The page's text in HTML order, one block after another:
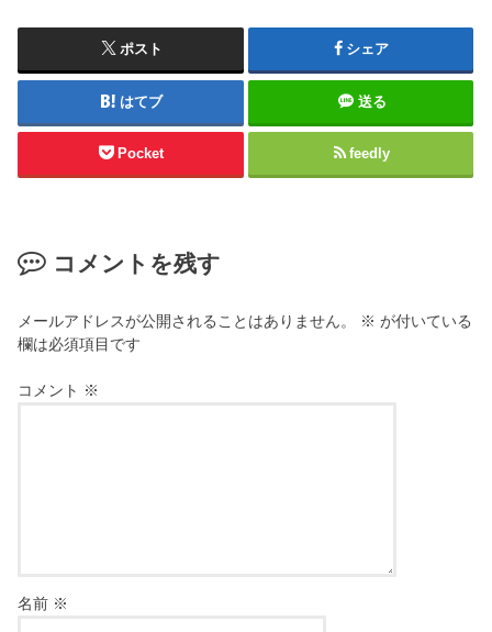
ポスト シェア
はてブ 送る
Pocket feedly
コメントを残す
メールアドレスが公開されることはありません。 ※ が付いている
欄は必須項目です
コメント ※
名前 ※